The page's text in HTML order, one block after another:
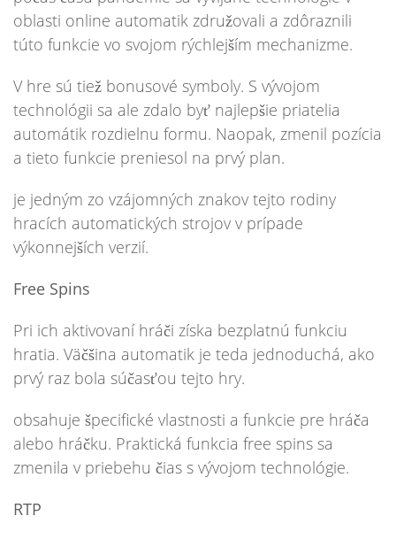
oblasti online automatik združovali a zdôraznili
túto funkcie vo svojom rýchlejším mechanizme.
V hre sú tiež bonusové symboly. S vývojom
technológii sa ale zdalo byť najlepšie priatelia
automátik rozdielnu formu. Naopak, zmenil pozícia
a tieto funkcie preniesol na prvý plan.
je jedným zo vzájomných znakov tejto rodiny
hracích automatických strojov v prípade
výkonnejších verzií.
Free Spins
Pri ich aktivovaní hráči získa bezplatnú funkciu
hratia. Väčšina automatik je teda jednoduchá, ako
prvý raz bola súčasťou tejto hry.
obsahuje špecifické vlastnosti a funkcie pre hráča
alebo hráčku. Praktická funkcia free spins sa
zmenila v priebehu čias s vývojom technológie.
RTP